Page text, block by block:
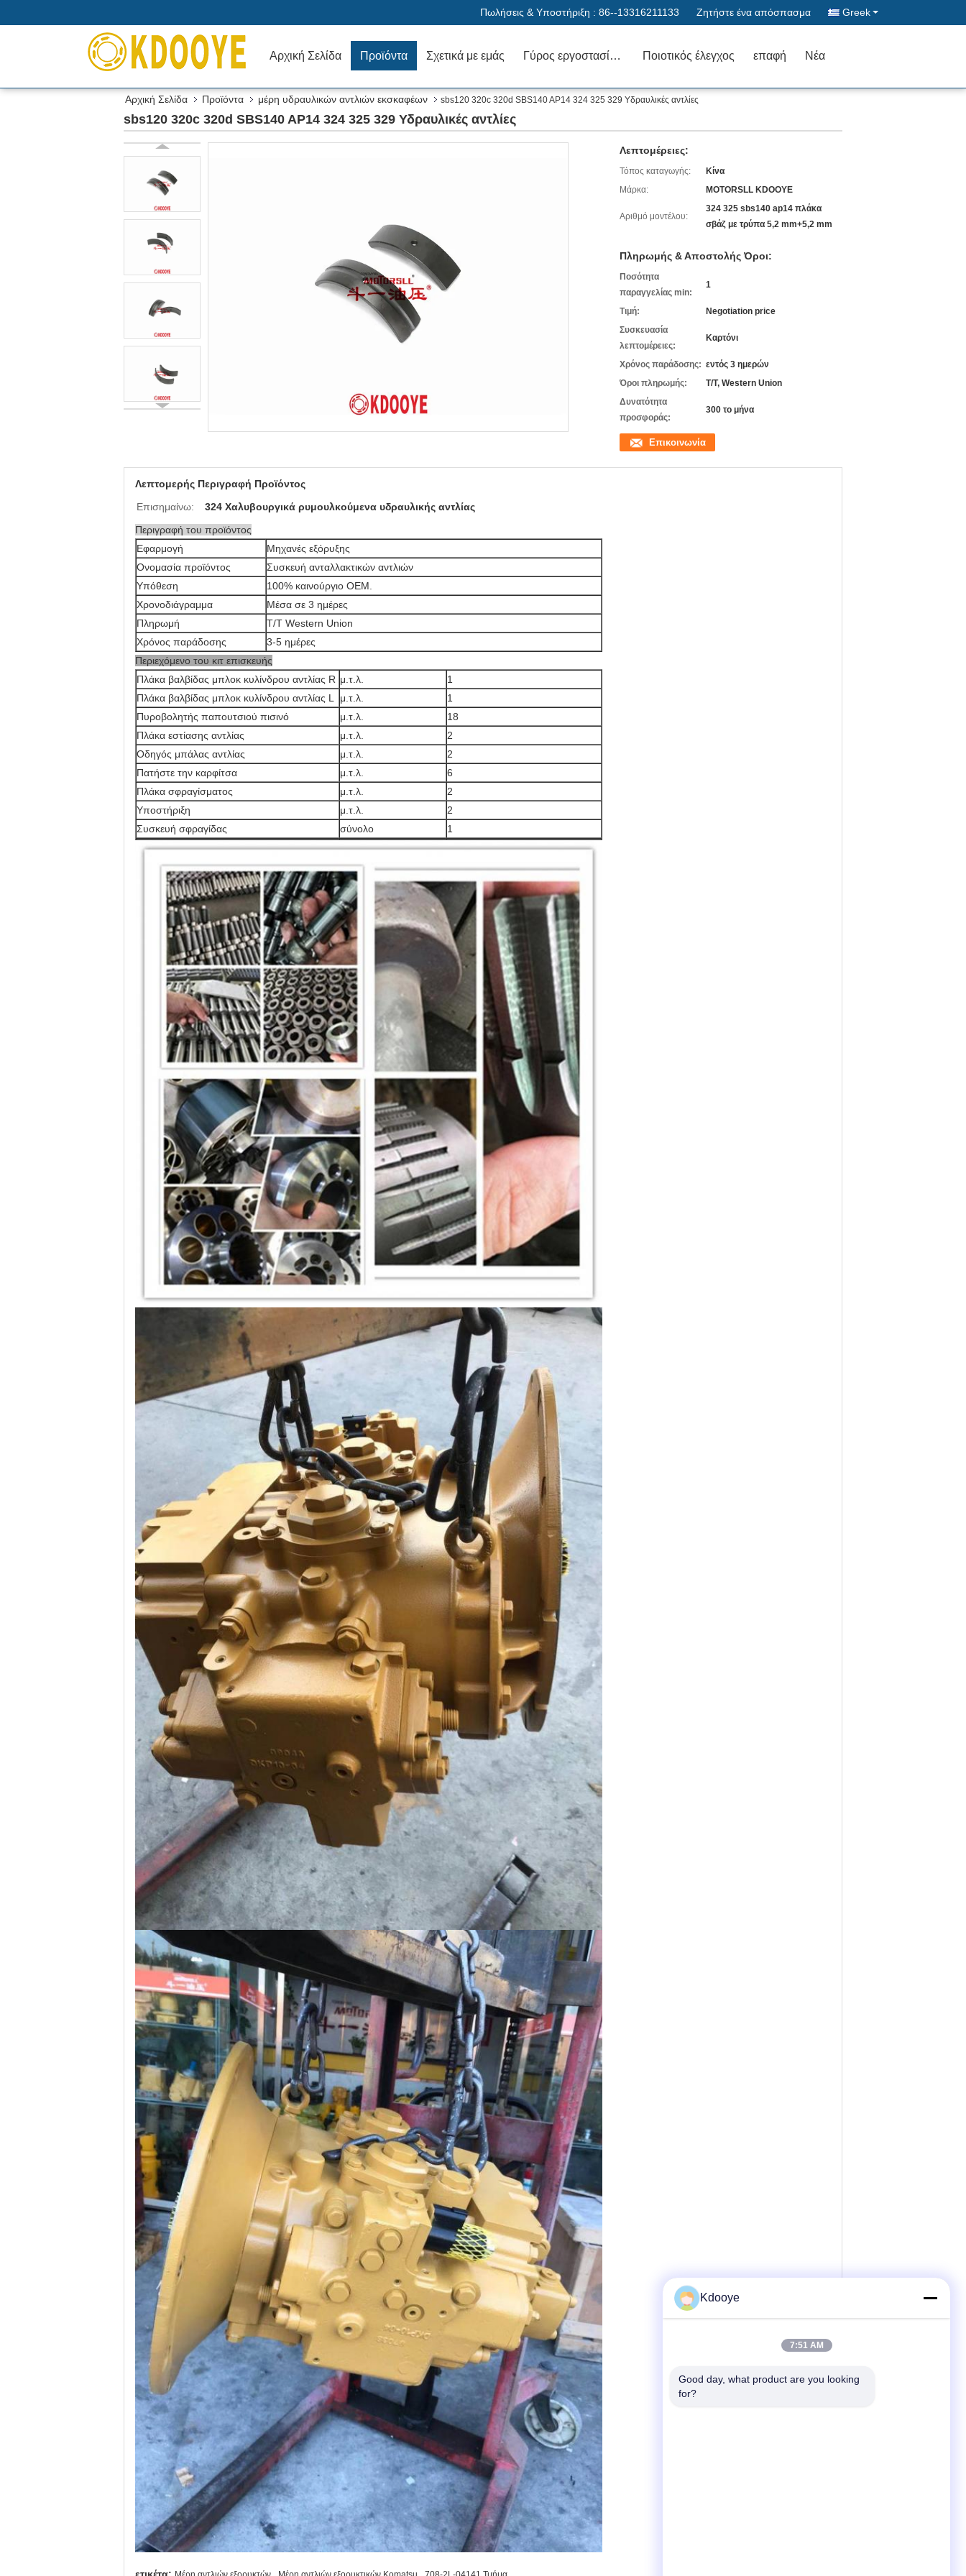
Πωλήσεις & Υποστήριξη : 86--13316211133 Ζητήστε ένα απόσπασμα Greek
Αρχική Σελίδα Προϊόντα Σχετικά με εμάς Γύρος εργοστασίων Ποιοτικός έλεγχος επαφή Νέα
Αρχική Σελίδα Προϊόντα μέρη υδραυλικών αντλιών εκσκαφέων sbs120 320c 320d SBS140 AP14 324 325 329 Υδραυλικές αντλίες
sbs120 320c 320d SBS140 AP14 324 325 329 Υδραυλικές αντλίες
Λεπτομέρειες:
Τόπος καταγωγής:
Κίνα
Μάρκα:
MOTORSLL KDOOYE
Αριθμό μοντέλου:
324 325 sbs140 ap14 πλάκα
σβάζ με τρύπα 5,2 mm+5,2 mm
Πληρωμής & Αποστολής Όροι:
Ποσότητα
παραγγελίας min:
1
Τιμή:
Negotiation price
Συσκευασία
λεπτομέρειες:
Καρτόνι
Χρόνος παράδοσης: εντός 3 ημερών
Όροι πληρωμής:
T/T, Western Union
Δυνατότητα
προσφοράς:
300 το μήνα
Επικοινωνία
Λεπτομερής Περιγραφή Προϊόντος
Επισημαίνω:
324 Χαλυβουργικά ρυμουλκούμενα υδραυλικής αντλίας
Περιγραφή του προϊόντος
Εφαρμογή
Μηχανές εξόρυξης
Ονομασία προϊόντος
Συσκευή ανταλλακτικών αντλιών
Υπόθεση
100% καινούργιο OEM.
Χρονοδιάγραμμα
Μέσα σε 3 ημέρες
Πληρωμή
T/T Western Union
Χρόνος παράδοσης
3-5 ημέρες
Περιεχόμενο του κιτ επισκευής
Πλάκα βαλβίδας μπλοκ κυλίνδρου αντλίας R μ.τ.λ.
1
Πλάκα βαλβίδας μπλοκ κυλίνδρου αντλίας L
μ.τ.λ.
1
Πυροβολητής παπουτσιού πισινό
μ.τ.λ.
18
Πλάκα εστίασης αντλίας
μ.τ.λ.
2
Οδηγός μπάλας αντλίας
μ.τ.λ.
2
Πατήστε την καρφίτσα
μ.τ.λ.
6
Πλάκα σφραγίσματος
μ.τ.λ.
2
Υποστήριξη
μ.τ.λ.
2
Συσκευή σφραγίδας
σύνολο 1
Kdooye
7:51 AM
Good day, what product are you looking
for?